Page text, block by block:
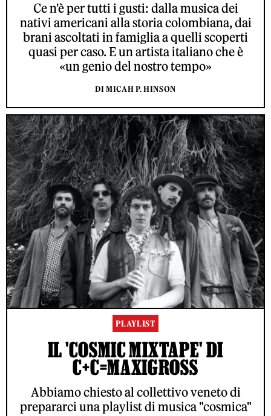
Ce n'è per tutti i gusti: dalla musica dei
nativi americani alla storia colombiana, dai
brani ascoltati in famiglia a quelli scoperti
quasi per caso. E un artista italiano che è
«un genio del nostro tempo»
DI MICAH P. HINSON
PLAYLIST
IL 'COSMIC MIXTAPE' DI
C+C=MAXIGROSS
Abbiamo chiesto al collettivo veneto di
prepararci una playlist di musica "cosmica"